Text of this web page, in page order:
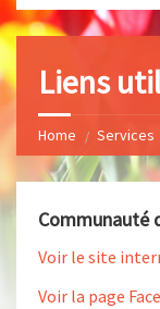
Liens
Home Services
Communauté
Voir le site
Voir la page